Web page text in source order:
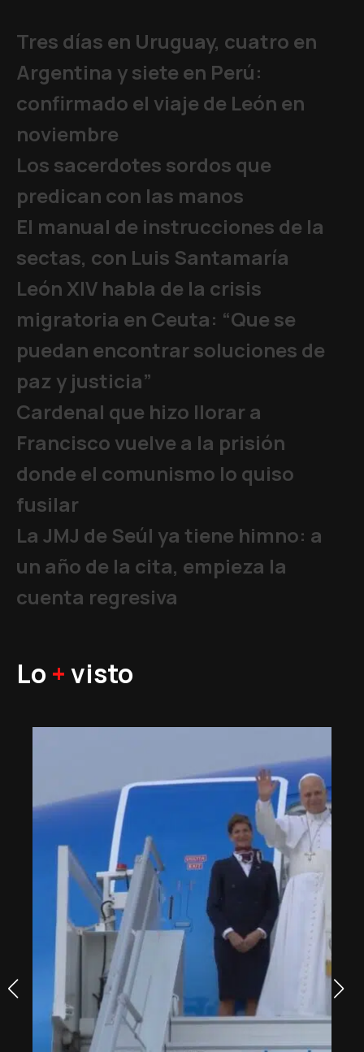
Tres días en Uruguay, cuatro en
Argentina y siete en Perú:
confirmado el viaje de León en
noviembre
Los sacerdotes sordos que
predican con las manos
El manual de instrucciones de la
sectas, con Luis Santamaría
León XIV habla de la crisis
migratoria en Ceuta: “Que se
puedan encontrar soluciones de
paz y justicia”
Cardenal que hizo llorar a
Francisco vuelve a la prisión
donde el comunismo lo quiso
fusilar
La JMJ de Seúl ya tiene himno: a
un año de la cita, empieza la
cuenta regresiva
Lo +visto